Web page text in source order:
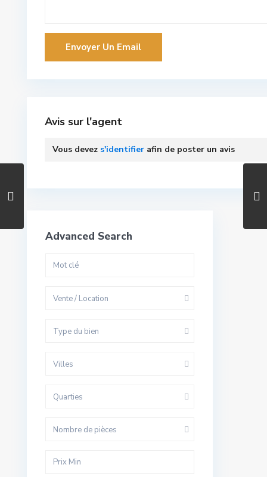
Avis sur l'agent
Vous devez s'identifier afin de poster un avis
Advanced Search
Vente / Location
Type du bien
Villes
Quarties
Nombre de pièces